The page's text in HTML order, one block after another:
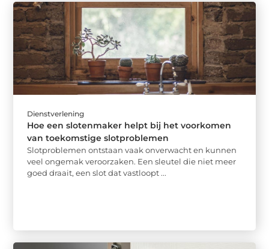
Dienstverlening
Hoe een slotenmaker helpt bij het voorkomen
van toekomstige slotproblemen
Slotproblemen ontstaan vaak onverwacht en kunnen
veel ongemak veroorzaken. Een sleutel die niet meer
goed draait, een slot dat vastloopt ...